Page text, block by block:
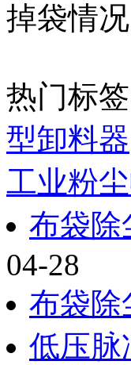
掉袋情况
热门标签
型卸料器
工业粉
布袋除
04-28
布袋除
低压脉